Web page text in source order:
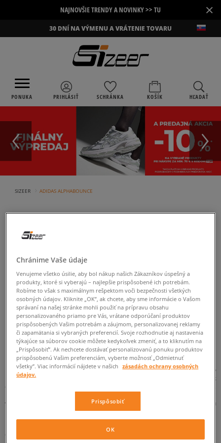
NAJNOVŠIE TRENDY A NOVINKY >> TU ×
30 DNÍ NA VÝMENU A VRÁTENIE TOVARU
PONUKA PRIHLÁSIŤ SCHRÁNKA KOŠÍK HĽADAŤ
SIZEER ADIDAS ALPHABOUNCE
ZMEŇTE HĽADANÝ VÝRAZ.
SKÚSTE POUŽIŤ MENŠÍ POČET FILTROV
(ODSTRÁŇTE MENEJ DÔLEŽITÉ).
SPÄŤ
ADIDAS ALPHABOUNCE
Každý z nás má svoj svätý grál medzi športovou obuvou. Obľúbený model do
posilňovne, ďalší na behanie, zas iný na tímové športy. Nechýba Vám však
obuv, ktorá Vás štýlovo a pohodlne bude sprevádzať celý deň? Športový ideál,
ktorým sa môžete pochváliť pred známymi bez toho, aby ste museli
vysvetľovať, že ste sa práve vrátili z tréningu? Nové adidas AlphaBounce sú
najlepšou odpoveďou na Vaše požiadavky!
Čo by ste povedali na topánky, ktoré za Vás odvedú takmer všetku prácu pri
Chránime Vaše údaje
Venujeme všetko úsilie, aby bol nákup našich Zákazníkov úspešný a
produkty, ktoré si vyberajú – najlepšie prispôsobené ich potrebám.
Robíme to však s maximálnym rešpektom voči bezpečnosti všetkých
osobných údajov. Kliknite „OK”, ak chcete, aby sme informácie o Vašom
správaní na našej stránke mohli použiť na prípravu obsahu
personalizovaného priamo pre Vás, vrátane odporúčaní produktov
prispôsobených Vašim potrebám a záujmom, personalizovanej reklamy
či zapamätania si vybraných preferencií. Svoje rozhodnutie aj nastavenia
týkajúce sa súborov cookie môžete kedykoľvek zmeniť, a to kliknutím na
„Prispôsobiť”. Ak nechcete dostávať personalizovanú ponuku produktov
prispôsobenú Vašim preferenciám, vyberte možnosť „Odmietnuť
všetky”. Viac informácií nájdete v našich
zásadách ochrany osobných
údajov.
Prispôsobiť
OK